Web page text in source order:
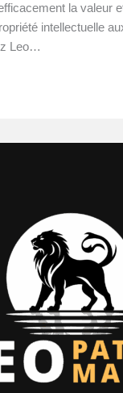
la valeur
intellectuelle
Leo…